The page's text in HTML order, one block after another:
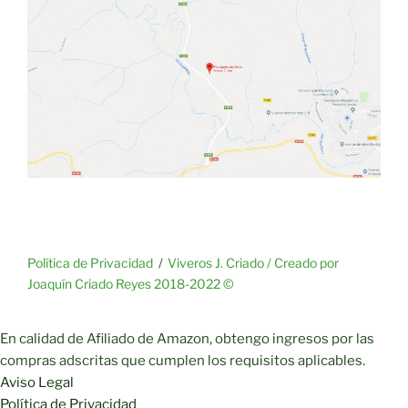
Política de Privacidad
Viveros J. Criado / Creado por
Joaquín Criado Reyes 2018-2022 ©
En calidad de Afiliado de Amazon, obtengo ingresos por las
compras adscritas que cumplen los requisitos aplicables.
Aviso Legal
Política de Privacidad